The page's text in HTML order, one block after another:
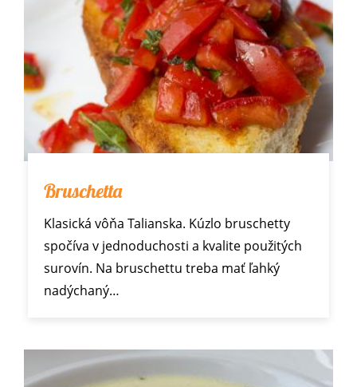
Bruschetta
Klasická vôňa Talianska. Kúzlo bruschetty
spočíva v jednoduchosti a kvalite použitých
surovín. Na bruschettu treba mať ľahký
nadýchaný…